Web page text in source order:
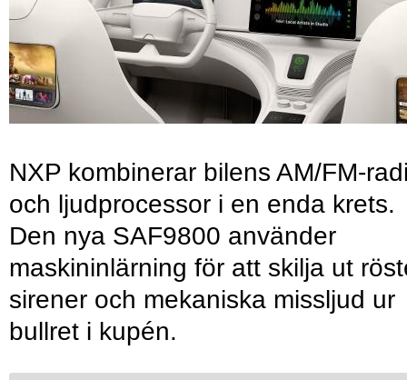
NXP kombinerar bilens AM/FM-
och ljudprocessor i en enda krets.
Den nya SAF9800 använder
maskininlärning för att skilja ut
sirener och mekaniska missljud ur
bullret i kupén.